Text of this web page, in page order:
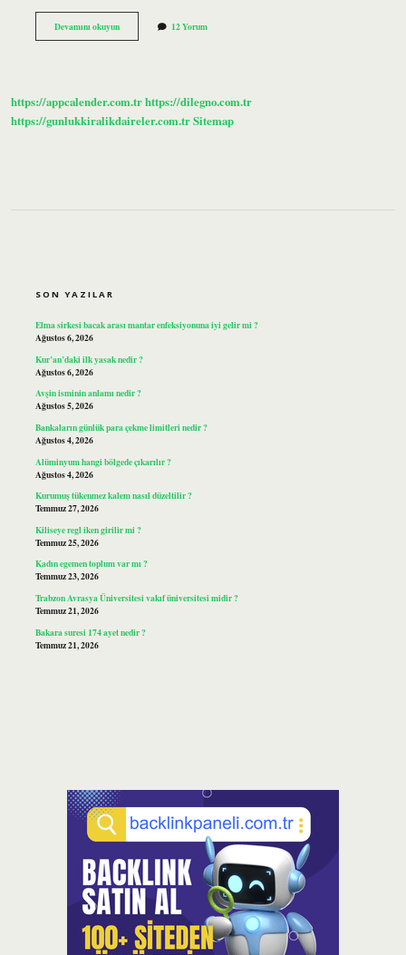
Devamını okuyunDükkan
Nasıl
12 Yorum
https://appcalender.com.trhttps://dilegno.com.tr
https://gunlukkiralikdaireler.com.trSitemap
SON YAZILAR
Elma sirkesi bacak arası mantar enfeksiyonuna iyi gelir mi ?
Ağustos 6, 2026
Kur’an’daki ilk yasak nedir ?
Ağustos 6, 2026
Avşin isminin anlamı nedir ?
Ağustos 5, 2026
Bankaların günlük para çekme limitleri nedir ?
Ağustos 4, 2026
Alüminyum hangi bölgede çıkarılır ?
Ağustos 4, 2026
Kurumuş tükenmez kalem nasıl düzeltilir ?
Temmuz 27, 2026
Kiliseye regl iken girilir mi ?
Temmuz 25, 2026
Kadın egemen toplum var mı ?
Temmuz 23, 2026
Trabzon Avrasya Üniversitesi vakıf üniversitesi midir ?
Temmuz 21, 2026
Bakara suresi 174 ayet nedir ?
Temmuz 21, 2026